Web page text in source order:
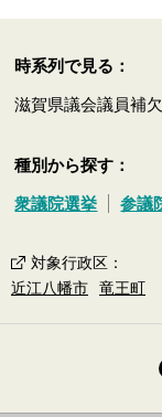
時系列で見る：
滋賀県議会議員補
種別から探す：
衆議院選挙 参議
対象行政区 ：
近江八幡市
竜王町